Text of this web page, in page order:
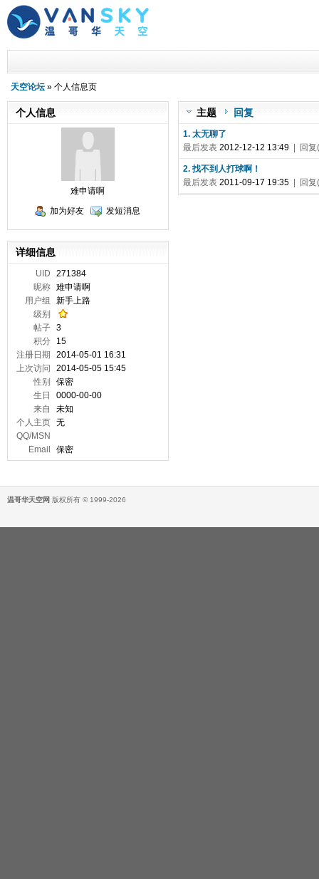
天空论坛 » 个人信息页
主题 回复
1. 太无聊了
最后发表2012-12-12 13:49 | 回
2. 找不到人打球啊！
最后发表2011-09-17 19:35 | 回
个人信息
难申请啊
加为好友
发短消息
详细信息
UID
271384
昵称 难申请啊
用户组
新手上路
级别
帖子 3
积分
15
注册日期
2014-05-01 16:31
上次访问
2014-05-05 15:45
性别
保密
生日
0000-00-00
来自
未知
个人主页 无
QQ/MSN
Email
保密
温哥华天空网 版权所有 © 1999-2026